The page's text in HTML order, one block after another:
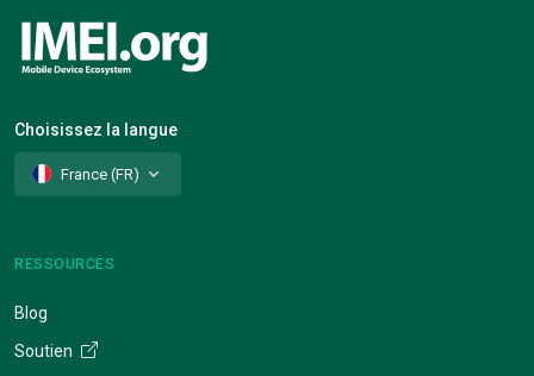
Choisissez la langue
France (FR)
RESSOURCES
Blog
Soutien